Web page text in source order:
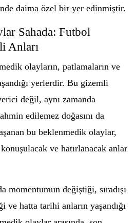
daima özel bir yer edinmiştir.
Sahada: Futbol
Anları
olayların, patlamaların ve
yerlerdir. Bu gizemli
değil, aynı zamanda
edilemez doğasını da
bu beklenmedik olaylar,
ve hatırlanacak anlar
momentumun değiştiği, sıradışı
ve hatta tarihi anların yaşandığı